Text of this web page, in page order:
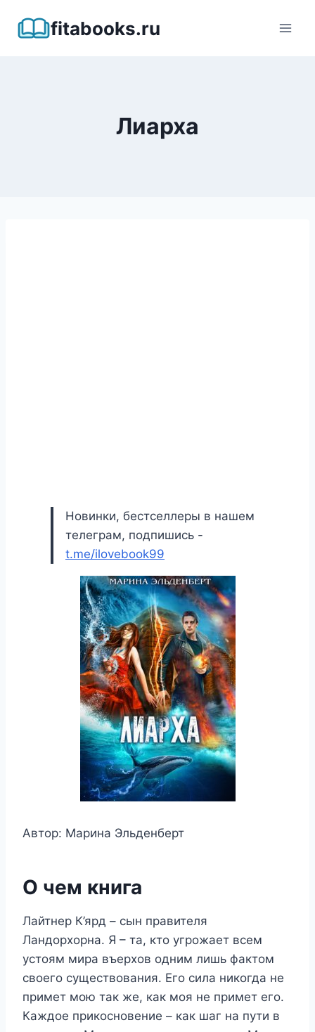
fitabooks.ru
Лиарха
Новинки, бестселлеры в нашем
телеграм, подпишись -
t.me/ilovebook99
Автор: Марина Эльденберт
О чем книга
Лайтнер К’ярд – сын правителя
Ландорхорна. Я – та, кто угрожает всем
устоям мира въерхов одним лишь фактом
своего существования. Его сила никогда не
примет мою так же, как моя не примет его.
Каждое прикосновение – как шаг на пути в